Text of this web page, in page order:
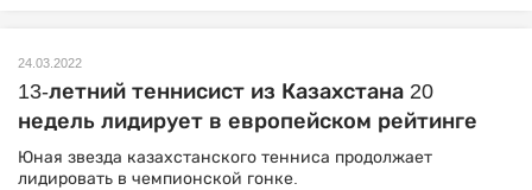
24.03.2022
13-летний теннисист из Казахстана 20
недель лидирует в европейском рейтинге
Юная звезда казахстанского тенниса продолжает
лидировать в чемпионской гонке.